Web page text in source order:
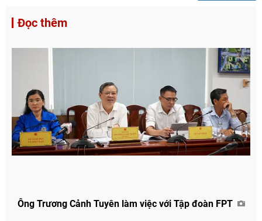
Đọc thêm
Ông Trương Cảnh Tuyên làm việc với Tập đoàn FPT